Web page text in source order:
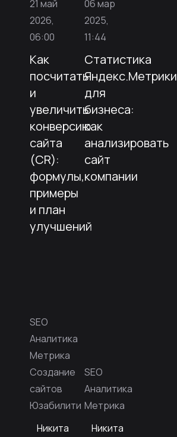
21 май
2026,
06:00
Как
посчитать
и
увеличить
конверсию
сайта
(CR):
формулы,
примеры
и план
улучшений
SEO
Аналитика
Метрика
Создание
сайтов
Юзабилити
Никита
06 мар
2025,
11:44
Статистика
Яндекс.Метрики
для
бизнеса:
как
анализировать
сайт
компании
SEO
Аналитика
Метрика
Никита